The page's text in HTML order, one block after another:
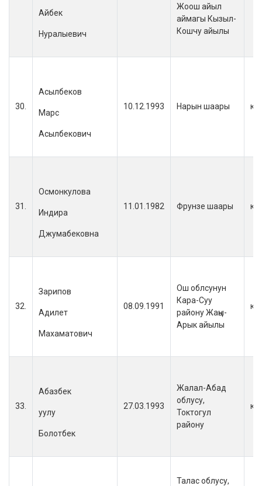
Айбек
Нуралыевич
Жоош айыл
аймагы Кызыл-
Кошчу айылы
30.
Асылбеков
Марс
Асылбекович
10.12.1993 Нарын шаары
31.
Осмонкулова
Индира
Джумабековна
11.01.1982 Фрунзе шаары
32.
Зарипов
Адилет
Махаматович
08.09.1991
Ош облсунун
Кара-Суу
району Жаңы-
Арык айылы
33.
Абазбек
уулу
Болотбек
27.03.1993
Жалал-Абад
облусу,
Токтогул
району
Талас облусу,